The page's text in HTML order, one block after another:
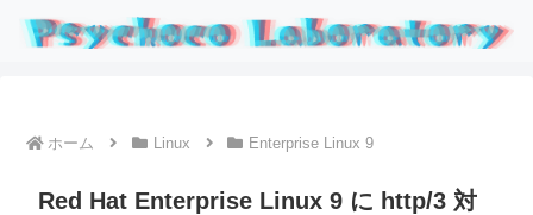
ホーム Linux Enterprise Linux 9
Red Hat Enterprise Linux 9 に http/3 対